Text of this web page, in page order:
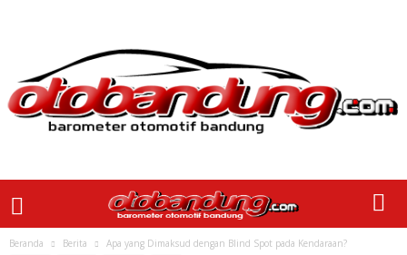
Beranda Berita Apa yang Dimaksud dengan Blind Spot pada Kendaraan?